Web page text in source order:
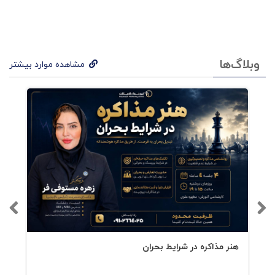
الفبای فروش
گفتار سوم آموزش فروش به شیوه ی
نقش بازی
گفتار چهارم: اهمیت سکانس بندی در
ارائه ی فروش
گفتار پنجم نکات طلایی در طراحی
فروشگاه
وبلاگ‌ها مشاهده موارد بیشتر
هنر مذاکره در شرایط بحران